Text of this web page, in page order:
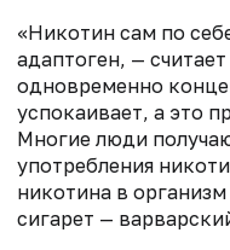
«Никотин сам по
адаптоген, —
одновременно
успокаивает, а это
Многие люди
употребления
никотина в
сигарет —